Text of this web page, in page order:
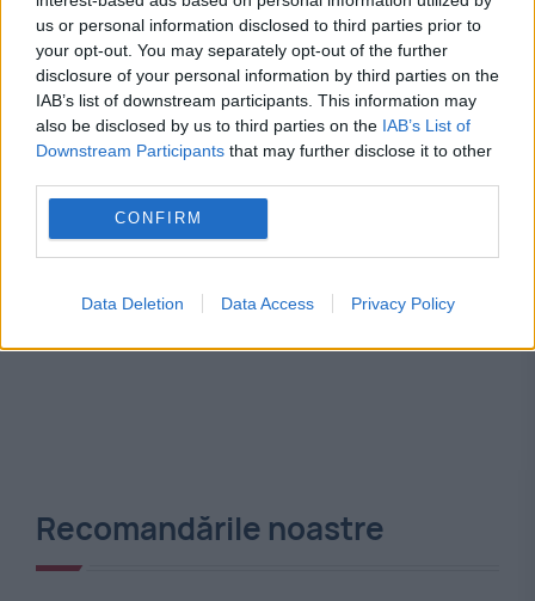
us or personal information disclosed to third parties prior to
your opt-out. You may separately opt-out of the further
disclosure of your personal information by third parties on the
IAB’s list of downstream participants. This information may
also be disclosed by us to third parties on the IAB’s List of
Downstream Participants that may further disclose it to other
CONFIRM
Data Deletion Data Access Privacy Policy
romania scafandru
Recomandările noastre